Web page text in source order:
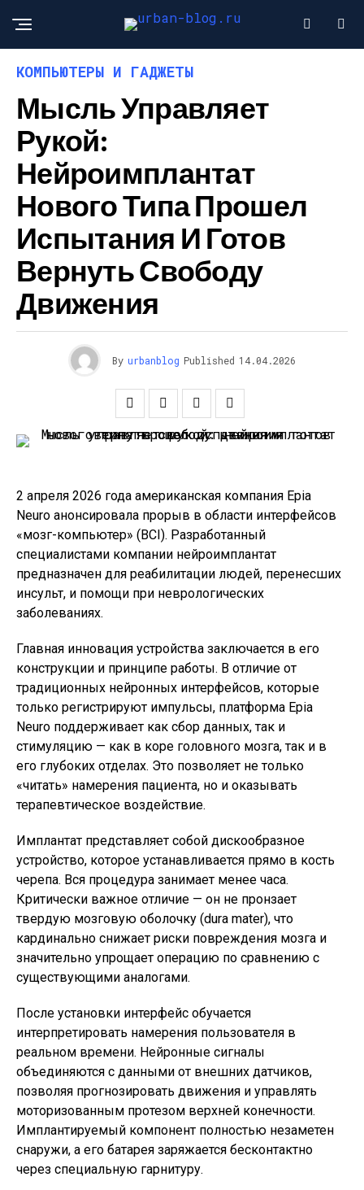
КОМПЬЮТЕРЫ И ГАДЖЕТЫ
Мысль Управляет
Рукой:
Нейроимплантат
Нового Типа Прошел
Испытания И Готов
Вернуть Свободу
Движения
By urbanblog Published 14.04.2026
2 апреля 2026 года американская компания Epia
Neuro анонсировала прорыв в области интерфейсов
«мозг-компьютер» (BCI). Разработанный
специалистами компании нейроимплантат
предназначен для реабилитации людей, перенесших
инсульт, и помощи при неврологических
заболеваниях.
Главная инновация устройства заключается в его
конструкции и принципе работы. В отличие от
традиционных нейронных интерфейсов, которые
только регистрируют импульсы, платформа Epia
Neuro поддерживает как сбор данных, так и
стимуляцию — как в коре головного мозга, так и в
его глубоких отделах. Это позволяет не только
«читать» намерения пациента, но и оказывать
терапевтическое воздействие.
Имплантат представляет собой дискообразное
устройство, которое устанавливается прямо в кость
черепа. Вся процедура занимает менее часа.
Критически важное отличие — он не пронзает
твердую мозговую оболочку (dura mater), что
кардинально снижает риски повреждения мозга и
значительно упрощает операцию по сравнению с
существующими аналогами.
После установки интерфейс обучается
интерпретировать намерения пользователя в
реальном времени. Нейронные сигналы
объединяются с данными от внешних датчиков,
позволяя прогнозировать движения и управлять
моторизованным протезом верхней конечности.
Имплантируемый компонент полностью незаметен
снаружи, а его батарея заряжается бесконтактно
через специальную гарнитуру.